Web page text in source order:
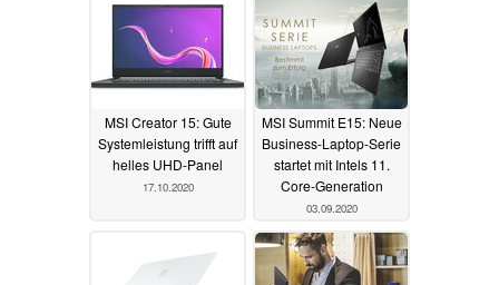
MSI Creator 15: Gute
Systemleistung trifft auf
helles UHD-Panel
17.10.2020
MSI Summit E15: Neue
Business-Laptop-Serie
startet mit Intels 11.
Core-Generation
03.09.2020